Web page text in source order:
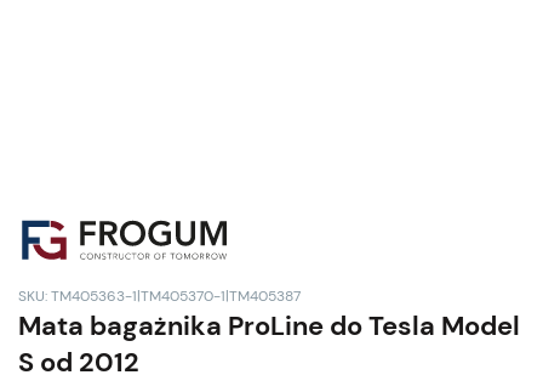
SKU: TM405363-1|TM405370-1|TM405387
Mata bagażnika ProLine do Tesla Model
S od 2012